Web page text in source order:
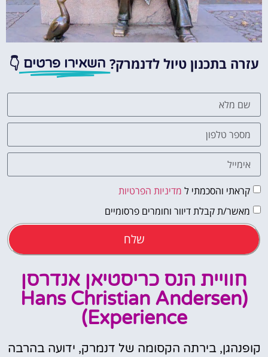
עזרה בתכנון טיול לדנמרק? השאירו פרטים 👇
קראתי והסכמתי ל מדיניות הפרטיות
מאשר/ת קבלת דיוור וחומרים פרסומיים
שלח
חוויית הנס כריסטיאן אנדרסן
(Hans Christian Andersen
Experience)
קופנהגן, בירתה הקסומה של דנמרק, ידועה בהרבה